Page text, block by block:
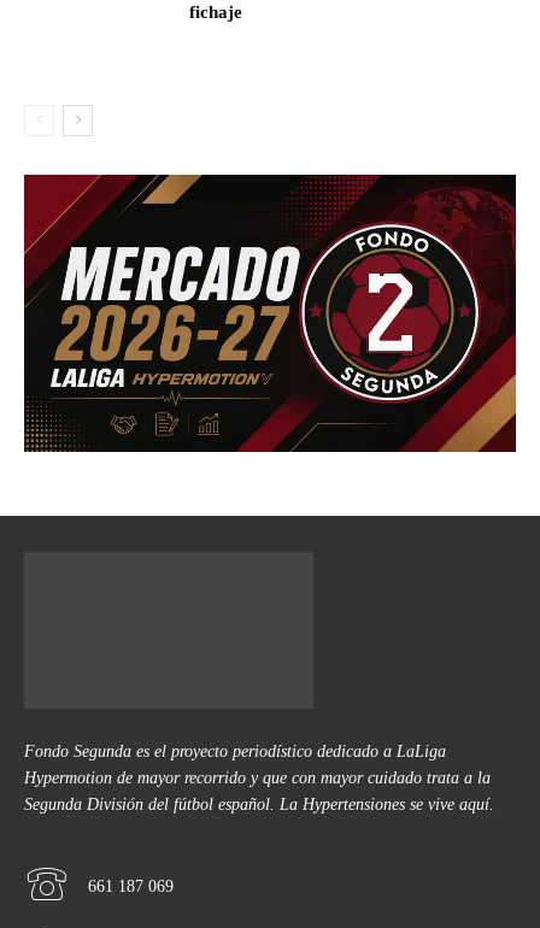
fichaje
Fondo Segunda es el proyecto periodístico dedicado a LaLiga
Hypermotion de mayor recorrido y que con mayor cuidado trata a la
Segunda División del fútbol español. La Hypertensiones se vive aquí.
661 187 069